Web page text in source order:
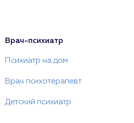
Врач-психиатр
Психиатр на дом
Врач психотерапевт
Детский психиатр